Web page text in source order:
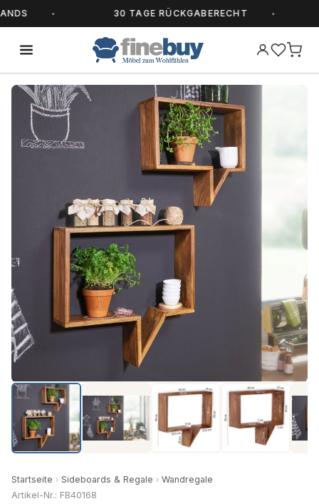
30 TAGE RÜCKGABERECHT
Startseite Sideboards & Regale
Wandregale
Artikel-Nr.: FB40168